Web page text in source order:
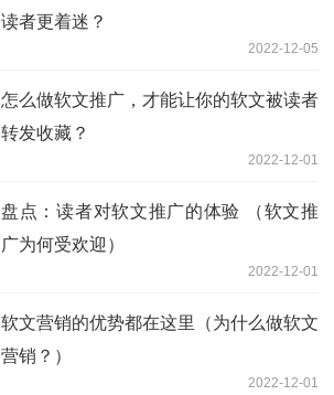
读者更着迷？
2022-12-05
怎么做软文推广，才能让你的软文被读者
转发收藏？
2022-12-01
盘点：读者对软文推广的体验 （软文推
广为何受欢迎）
2022-12-01
软文营销的优势都在这里（为什么做软文
营销？）
2022-12-01